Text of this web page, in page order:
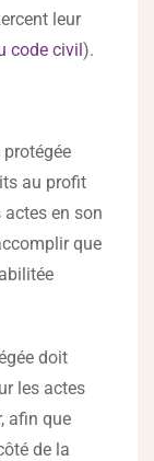
leur
code civil).
au profit
en son
que
doit
les actes
afin que
de la